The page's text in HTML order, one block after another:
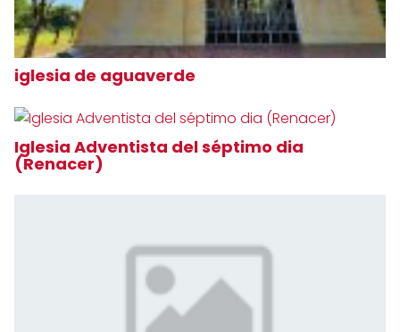
iglesia de aguaverde
Iglesia Adventista del séptimo dia
(Renacer)